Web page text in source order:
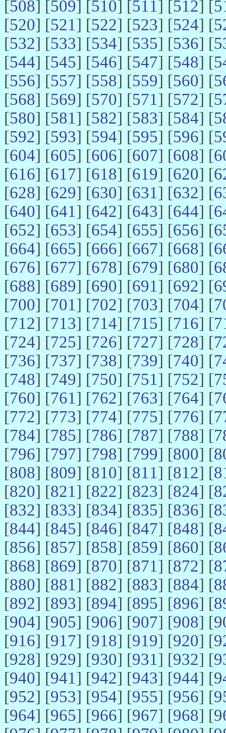
[508] [509] [510] [511] [512] [
[520] [521] [522] [523] [524] [
[532] [533] [534] [535] [536] [
[544] [545] [546] [547] [548] [
[556] [557] [558] [559] [560] [
[568] [569] [570] [571] [572] [
[580] [581] [582] [583] [584] [
[592] [593] [594] [595] [596] [
[604] [605] [606] [607] [608] [
[616] [617] [618] [619] [620] [
[628] [629] [630] [631] [632] [
[640] [641] [642] [643] [644] [
[652] [653] [654] [655] [656] [
[664] [665] [666] [667] [668] [
[676] [677] [678] [679] [680] [
[688] [689] [690] [691] [692] [
[700] [701] [702] [703] [704] [
[712] [713] [714] [715] [716] [
[724] [725] [726] [727] [728] [
[736] [737] [738] [739] [740] [
[748] [749] [750] [751] [752] [
[760] [761] [762] [763] [764] [
[772] [773] [774] [775] [776] [
[784] [785] [786] [787] [788] [
[796] [797] [798] [799] [800] [
[808] [809] [810] [811] [812] [
[820] [821] [822] [823] [824] [
[832] [833] [834] [835] [836] [
[844] [845] [846] [847] [848] [
[856] [857] [858] [859] [860] [
[868] [869] [870] [871] [872] [
[880] [881] [882] [883] [884] [
[892] [893] [894] [895] [896] [
[904] [905] [906] [907] [908] [
[916] [917] [918] [919] [920] [
[928] [929] [930] [931] [932] [
[940] [941] [942] [943] [944] [
[952] [953] [954] [955] [956] [
[964] [965] [966] [967] [968] [